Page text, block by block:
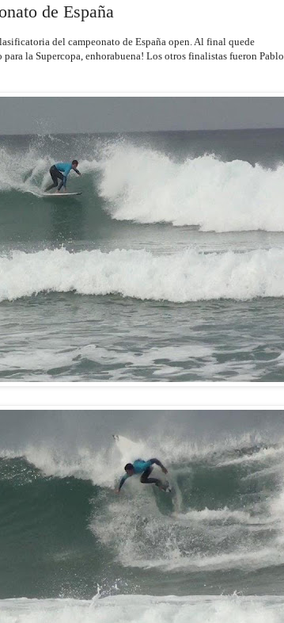
de España
del campeonato de España open. Al final quede
la Supercopa, enhorabuena! Los otros finalistas fueron Pablo